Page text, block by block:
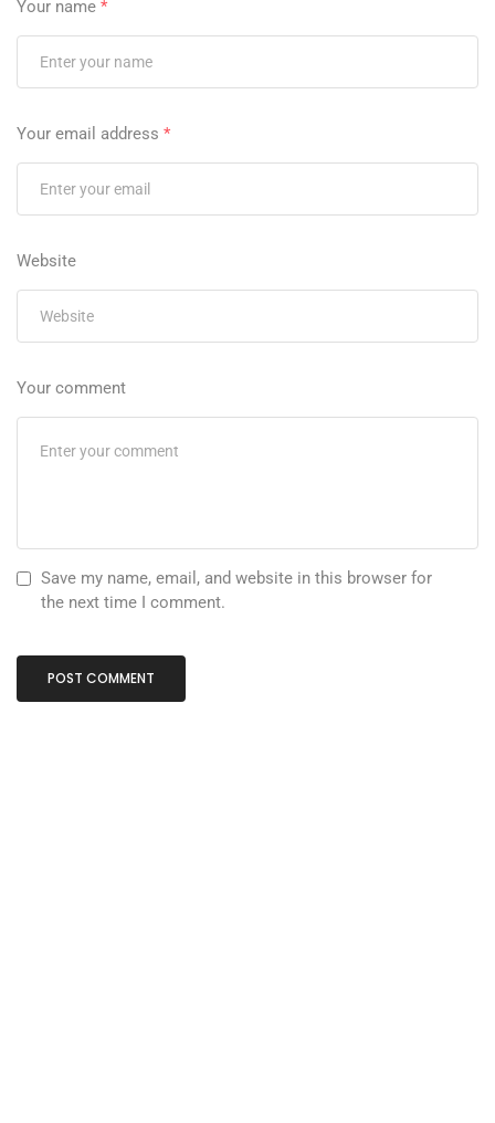
Your name *
Your email address *
Website
Your comment
Save my name, email, and website in this browser for
the next time I comment.